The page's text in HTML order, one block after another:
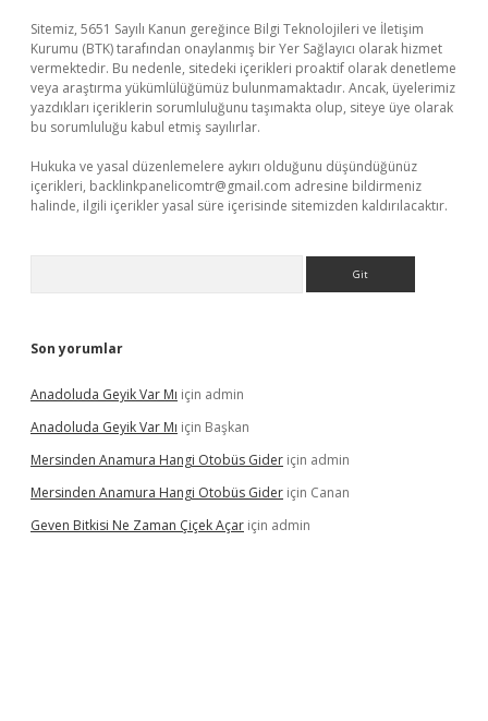
Sitemiz, 5651 Sayılı Kanun gereğince Bilgi Teknolojileri ve İletişim
Kurumu (BTK) tarafından onaylanmış bir Yer Sağlayıcı olarak hizmet
vermektedir. Bu nedenle, sitedeki içerikleri proaktif olarak denetleme
veya araştırma yükümlülüğümüz bulunmamaktadır. Ancak, üyelerimiz
yazdıkları içeriklerin sorumluluğunu taşımakta olup, siteye üye olarak
bu sorumluluğu kabul etmiş sayılırlar.
Hukuka ve yasal düzenlemelere aykırı olduğunu düşündüğünüz
içerikleri, backlinkpanelicomtr@gmail.com adresine bildirmeniz
halinde, ilgili içerikler yasal süre içerisinde sitemizden kaldırılacaktır.
Son yorumlar
Anadoluda Geyik Var Mı için admin
Anadoluda Geyik Var Mı için Başkan
Mersinden Anamura Hangi Otobüs Gider için admin
Mersinden Anamura Hangi Otobüs Gider için Canan
Geven Bitkisi Ne Zaman Çiçek Açar için admin